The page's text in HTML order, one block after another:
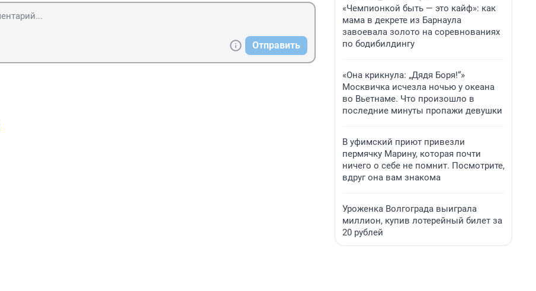
Отправить
«Чемпионкой быть — это кайф»: как
мама в декрете из Барнаула
завоевала золото на соревнованиях
по бодибилдингу
«Она крикнула: „Дядя Боря!“»
Москвичка исчезла ночью у океана
во Вьетнаме. Что произошло в
последние минуты пропажи девушки
В уфимский приют привезли
пермячку Марину, которая почти
ничего о себе не помнит. Посмотрите,
вдруг она вам знакома
Уроженка Волгограда выиграла
миллион, купив лотерейный билет за
20 рублей